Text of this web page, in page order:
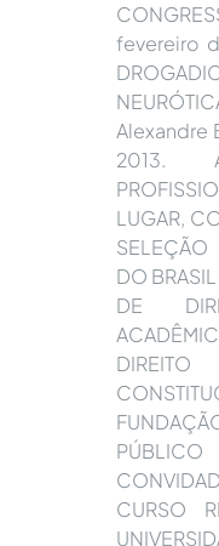
fevereiro
Alexandre
2013.
LUGAR,
DO
DE
CURSO